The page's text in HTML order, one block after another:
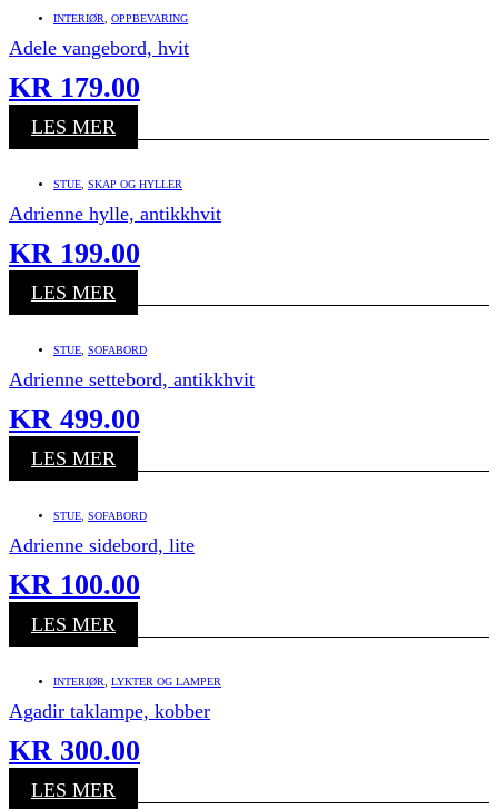
INTERIØR OPPBEVARING
Adele vangebord, hvit
KR 179.00
LES MER
STUE SKAP OG HYLLER
Adrienne hylle, antikkhvit
KR 199.00
LES MER
STUE SOFABORD
Adrienne settebord, antikkhvit
KR 499.00
LES MER
STUE SOFABORD
Adrienne sidebord, lite
KR 100.00
LES MER
INTERIØR LYKTER OG LAMPER
Agadir taklampe, kobber
KR 300.00
LES MER